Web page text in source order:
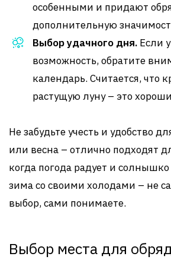
особенными и придают
дополнительную
Выбор удачного дня. Если
возможность, обратите
календарь. Считается, что
растущую луну – это
Не забудьте учесть и удобство
или весна – отлично подходят
когда погода радует и
зима со своими холодами – не
выбор, сами понимаете.
Выбор места для